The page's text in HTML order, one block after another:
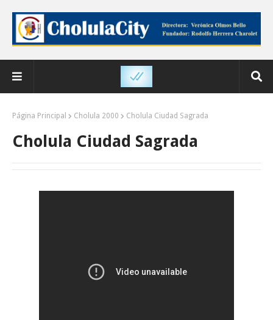
Página Principal Cholula 2000 Cholula Ciudad Sagrada
Cholula Ciudad Sagrada